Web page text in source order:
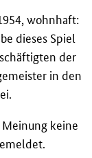
wohnhaft:
dieses Spiel
der
in den
keine